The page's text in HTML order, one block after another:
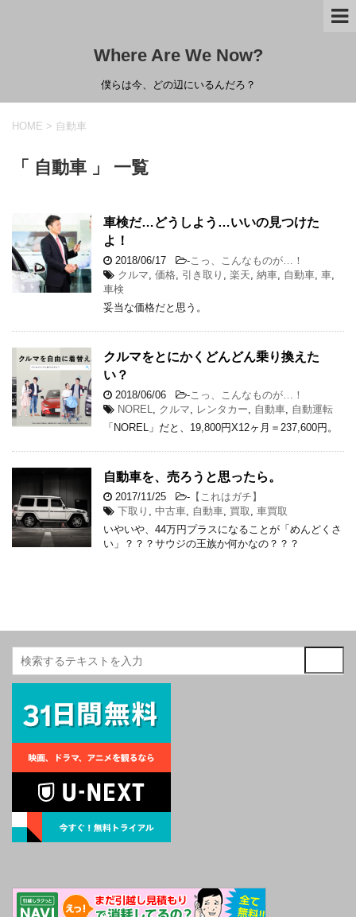
Where Are We Now?
僕らは今、どの辺にいるんだろ？
HOME > 自動車
「 自動車 」 一覧
車検だ…どうしよう…いいの見つけた
よ！
2018/06/17 - こっ、こんなものが…！
クルマ 価格 引き取り 楽天 納車 自動車 車
車検
妥当な価格だと思う。
クルマをとにかくどんどん乗り換えた
い？
2018/06/06 - こっ、こんなものが…！
NOREL
クルマ レンタカー 自動車 自動運転
「NOREL」だと、19,800円X12ヶ月＝237,600円。
自動車を、売ろうと思ったら。
2017/11/25 - 【これはガチ】
下取り
中古車 自動車 買取
車買取
いやいや、44万円プラスになることが「めんどくさ
い」？？？サウジの王族か何かなの？？？